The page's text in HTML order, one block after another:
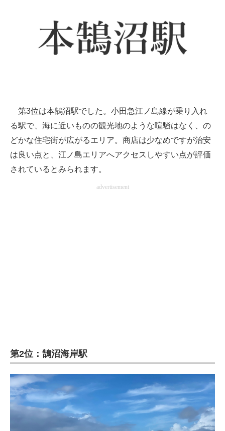
エレクトロニクス専門サイト
電子設計の基本と応用
ちょっと気になるネットの話題
第3位は本鵠沼駅でした。小田急江ノ島線が乗り入れ
る駅で、海に近いものの観光地のような喧騒はなく、の
どかな住宅街が広がるエリア。商店は少なめですが治安
は良い点と、江ノ島エリアへアクセスしやすい点が評価
されているとみられます。
advertisement
第2位：鵠沼海岸駅